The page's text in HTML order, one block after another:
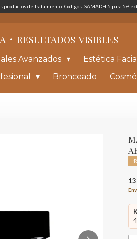
productos de Tratamiento: Códigos: SAMADHI5 para 5%
· RESULTADOS VISIBLES
Avanzados Estética Facial
Bronceado